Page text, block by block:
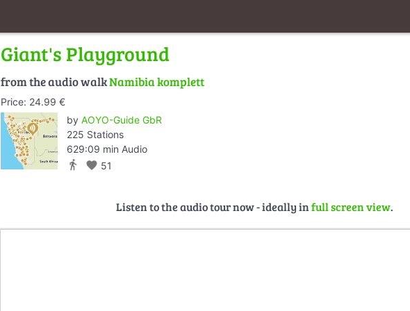
Giant's Playground
from the audio walkNamibia komplett
Price: 24.99 €
by AOYO-Guide GbR
225 Stations
629:09 min Audio
directions_walk favorite 51
Listen to the audio tour now - ideally infull screen view.